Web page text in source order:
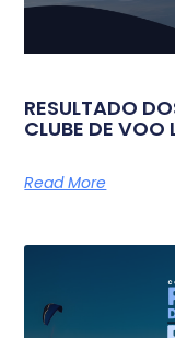
RESULTADO
CLUBE DE
Read More